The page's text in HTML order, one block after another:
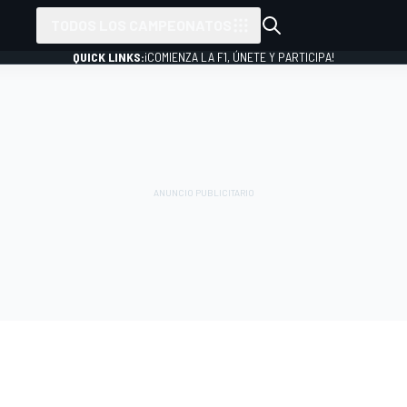
QUICK LINKS:¡COMIENZA LA F1, ÚNETE Y PARTICIPA!